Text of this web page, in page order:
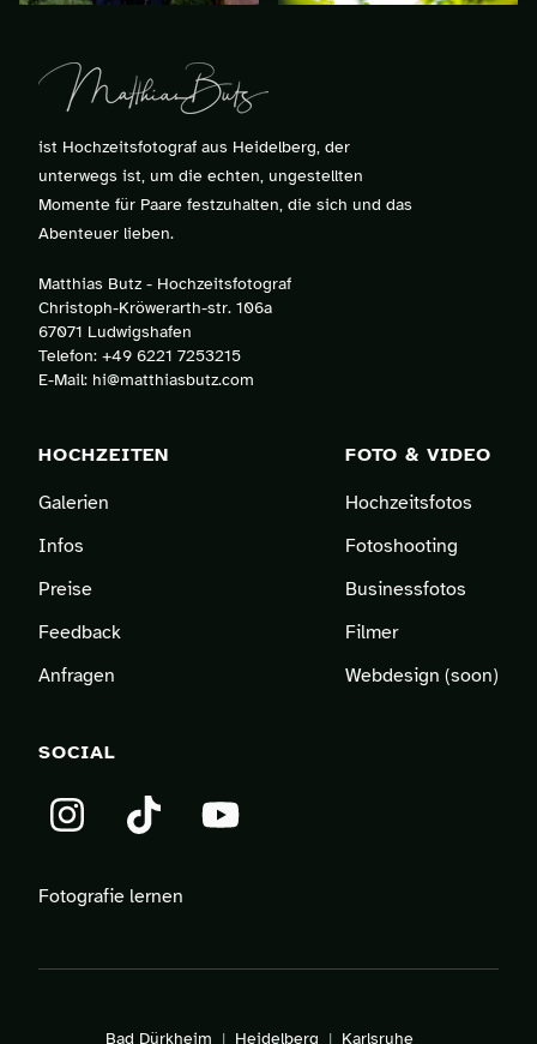
ist Hochzeitsfotograf aus Heidelberg, der
unterwegs ist, um die echten, ungestellten
Momente für Paare festzuhalten, die sich und das
Abenteuer lieben.
Matthias Butz - Hochzeitsfotograf
Christoph-Kröwerarth-str. 106a
67071 Ludwigshafen
Telefon: +49 6221 7253215
E-Mail: hi@matthiasbutz.com
HOCHZEITEN
Galerien
Infos
Preise
Feedback
Anfragen
FOTO & VIDEO
Hochzeitsfotos
Fotoshooting
Businessfotos
Filmer
Webdesign (soon)
SOCIAL
InstagramTikTok YouTube
Fotografie lernen
Bad Dürkheim Heidelberg Karlsruhe